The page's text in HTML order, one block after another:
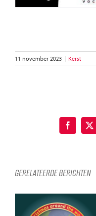
11 november 2023 | Kerst
Facebook
X
Gerelateerde berichten